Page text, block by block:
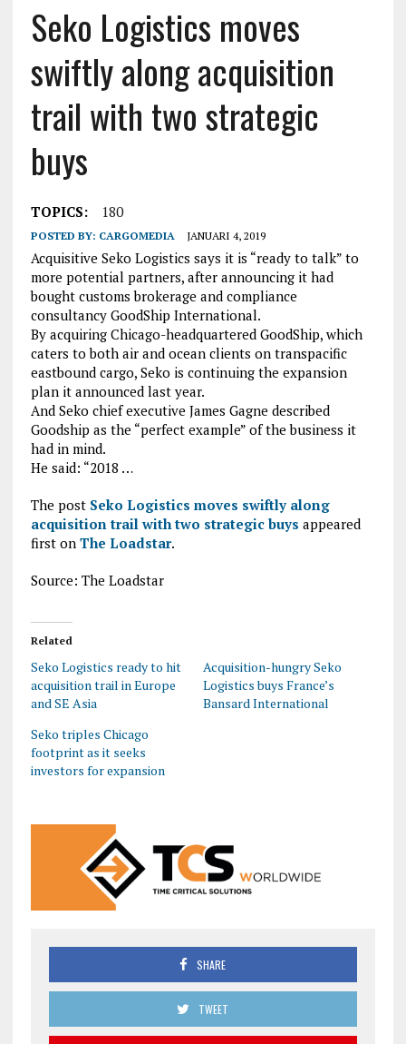
Seko Logistics moves
swiftly along acquisition
trail with two strategic
buys
TOPICS: 180
POSTED BY: CARGOMEDIA JANUARI 4, 2019
Acquisitive Seko Logistics says it is “ready to talk” to
more potential partners, after announcing it had
bought customs brokerage and compliance
consultancy GoodShip International.
By acquiring Chicago-headquartered GoodShip, which
caters to both air and ocean clients on transpacific
eastbound cargo, Seko is continuing the expansion
plan it announced last year.
And Seko chief executive James Gagne described
Goodship as the “perfect example” of the business it
had in mind.
He said: “2018 …
The post Seko Logistics moves swiftly along
acquisition trail with two strategic buys appeared
first on The Loadstar.
Source: The Loadstar
Related
Seko Logistics ready to hit
acquisition trail in Europe
and SE Asia
Acquisition-hungry Seko
Logistics buys France’s
Bansard International
Seko triples Chicago
footprint as it seeks
investors for expansion
SHARE
TWEET